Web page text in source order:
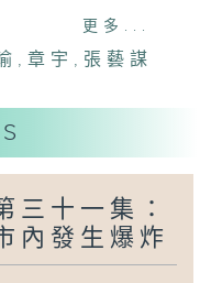
更多...
,章宇 , 張藝謀
三十一集：
內發生爆炸